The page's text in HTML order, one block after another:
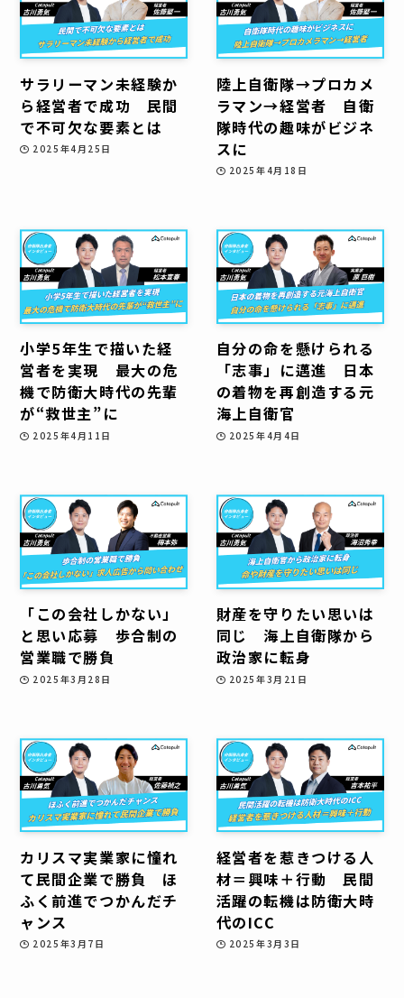
サラリーマン未経験か
ら経営者で成功 民間
で不可欠な要素とは
2025年4月25日
陸上自衛隊→プロカメ
ラマン→経営者 自衛
隊時代の趣味がビジネ
スに
2025年4月18日
小学5年生で描いた経
営者を実現 最大の危
機で防衛大時代の先輩
が“救世主”に
2025年4月11日
自分の命を懸けられる
「志事」に邁進 日本
の着物を再創造する元
海上自衛官
2025年4月4日
「この会社しかない」
と思い応募 歩合制の
営業職で勝負
2025年3月28日
財産を守りたい思いは
同じ 海上自衛隊から
政治家に転身
2025年3月21日
カリスマ実業家に憧れ
て民間企業で勝負 ほ
ふく前進でつかんだチ
ャンス
2025年3月7日
経営者を惹きつける人
材＝興味＋行動 民間
活躍の転機は防衛大時
代のICC
2025年3月3日